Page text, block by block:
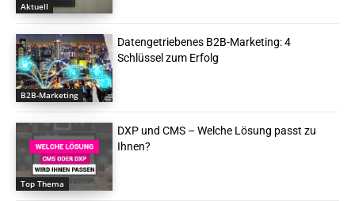
Aktuell
B2B-Marketing
Datengetriebenes B2B-Marketing: 4
Schlüssel zum Erfolg
Top Thema
DXP und CMS – Welche Lösung passt zu
Ihnen?